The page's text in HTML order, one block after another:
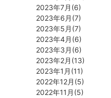
2023年7月(6)
2023年6月(7)
2023年5月(7)
2023年4月(6)
2023年3月(6)
2023年2月(13)
2023年1月(11)
2022年12月(5)
2022年11月(5)